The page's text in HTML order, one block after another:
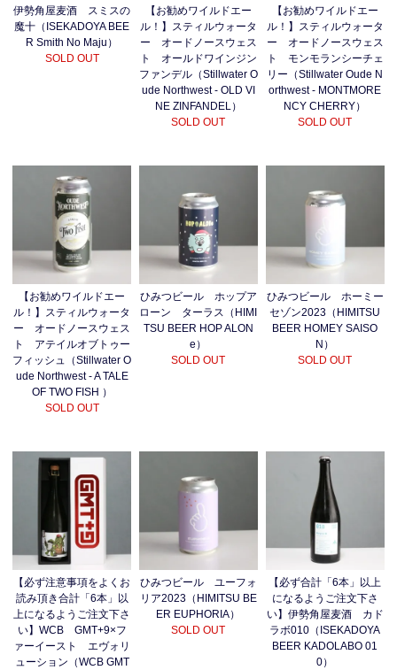
伊勢角屋麦酒 スミスの
魔十（ISEKADOYA BEE
R Smith No Maju）
SOLD OUT
【お勧めワイルドエー
ル！】スティルウォータ
ー オードノースウェス
ト オールドワインジン
ファンデル（Stillwater O
ude Northwest - OLD VI
NE ZINFANDEL）
SOLD OUT
【お勧めワイルドエー
ル！】スティルウォータ
ー オードノースウェス
ト モンモランシーチェ
リー（Stillwater Oude N
orthwest - MONTMORE
NCY CHERRY）
SOLD OUT
【お勧めワイルドエー
ル！】スティルウォータ
ー オードノースウェス
ト アテイルオブトゥー
フィッシュ（Stillwater O
ude Northwest - A TALE
OF TWO FISH ）
SOLD OUT
ひみつビール ホップア
ローン ターラス（HIMI
TSU BEER HOP ALON
e）
SOLD OUT
ひみつビール ホーミー
セゾン2023（HIMITSU
BEER HOMEY SAISO
N）
SOLD OUT
【必ず注意事項をよくお
読み頂き合計「6本」以
上になるようご注文下さ
い】WCB GMT+9×フ
ァーイースト エヴォリ
ューション（WCB GMT
ひみつビール ユーフォ
リア2023（HIMITSU BE
ER EUPHORIA）
SOLD OUT
【必ず合計「6本」以上
になるようご注文下さ
い】伊勢角屋麦酒 カド
ラボ010（ISEKADOYA
BEER KADOLABO 01
0）